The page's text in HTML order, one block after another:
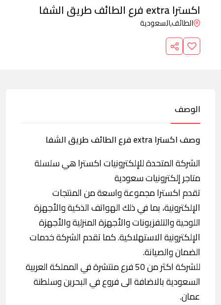
اكسترا extra فرع الطائف طريق الشفا
الطائف,السعودية
الوصف
وصف اكسترا extra فرع الطائف طريق الشفا
الشركة المتحدة للإلكترونيات اكسترا هي سلسلة
متاجر إلكترونيات سعودية
تقدم اكسترا مجموعة واسعة من المنتجات
الإلكترونية، بما في ذلك الهواتف الذكية والأجهزة
اللوحية والتلفزيونات والأجهزة المنزلية والأجهزة
الإلكترونية الاستهلاكية. كما تقدم الشركة خدمات
الضمان والصيانة.
للشركة اكثر من 50 فرع منتشرة في المملكة العربية
السعودية بالاضافة الى فروع في البحرين وسلطنة
عمان.